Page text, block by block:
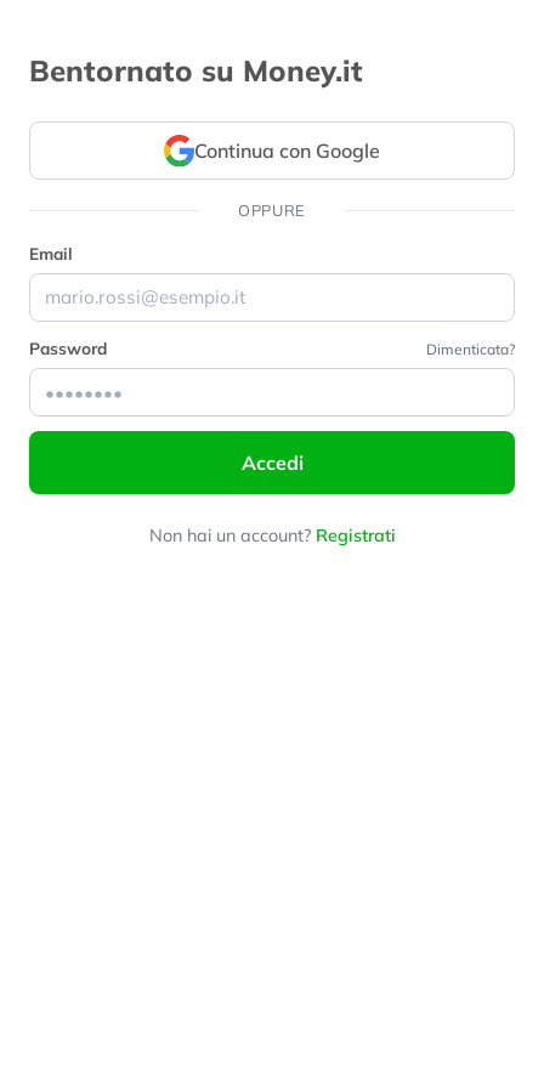
Bentornato su Money.it
Continua con Google
OPPURE
Email
Password Dimenticata?
Accedi
Non hai un account? Registrati